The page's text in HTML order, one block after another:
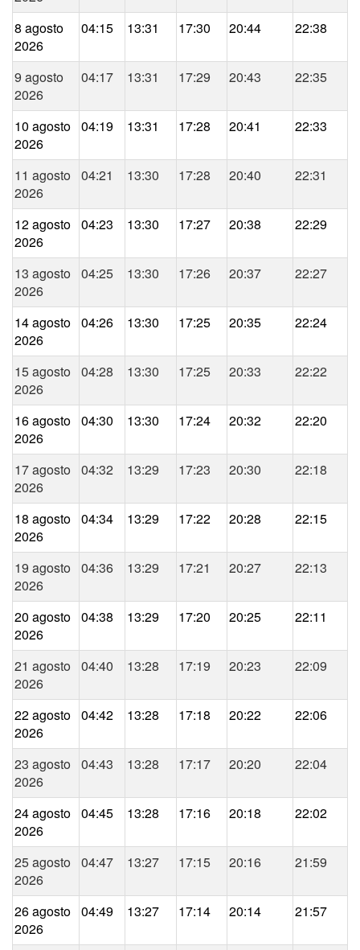
8 agosto
2026
04:15 13:31 17:30 20:44 22:38
9 agosto
2026
04:17 13:31 17:29 20:43 22:35
10 agosto
2026
04:19 13:31 17:28 20:41 22:33
11 agosto
2026
04:21 13:30 17:28 20:40 22:31
12 agosto
2026
04:23 13:30 17:27 20:38 22:29
13 agosto
2026
04:25 13:30 17:26 20:37 22:27
14 agosto
2026
04:26 13:30 17:25 20:35 22:24
15 agosto
2026
04:28 13:30 17:25 20:33 22:22
16 agosto
2026
04:30 13:30 17:24 20:32 22:20
17 agosto
2026
04:32 13:29 17:23 20:30 22:18
18 agosto
2026
04:34 13:29 17:22 20:28 22:15
19 agosto
2026
04:36 13:29 17:21 20:27 22:13
20 agosto
2026
04:38 13:29 17:20 20:25 22:11
21 agosto
2026
04:40 13:28 17:19 20:23 22:09
22 agosto
2026
04:42 13:28 17:18 20:22 22:06
23 agosto
2026
04:43 13:28 17:17 20:20 22:04
24 agosto
2026
04:45 13:28 17:16 20:18 22:02
25 agosto
2026
04:47 13:27 17:15 20:16 21:59
26 agosto
2026
04:49 13:27 17:14 20:14 21:57